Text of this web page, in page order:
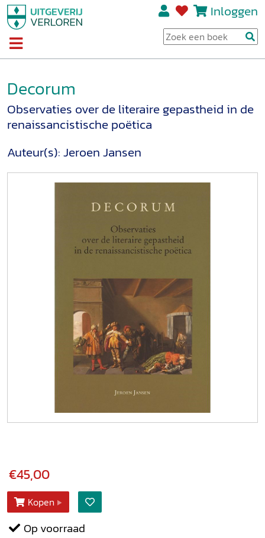
Inloggen
Decorum
Observaties over de literaire gepastheid in de
renaissancistische poëtica
Auteur(s):Jeroen Jansen
€45,00
Kopen
Op voorraad